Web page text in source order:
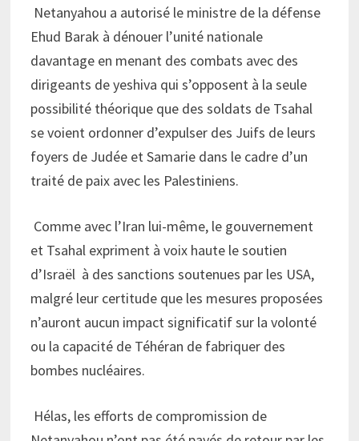
Netanyahou a autorisé le ministre de la défense
Ehud Barak à dénouer l’unité nationale
davantage en menant des combats avec des
dirigeants de yeshiva qui s’opposent à la seule
possibilité théorique que des soldats de Tsahal
se voient ordonner d’expulser des Juifs de leurs
foyers de Judée et Samarie dans le cadre d’un
traité de paix avec les Palestiniens.
Comme avec l’Iran lui-même, le gouvernement
et Tsahal expriment à voix haute le soutien
d’Israël à des sanctions soutenues par les USA,
malgré leur certitude que les mesures proposées
n’auront aucun impact significatif sur la volonté
ou la capacité de Téhéran de fabriquer des
bombes nucléaires.
Hélas, les efforts de compromission de